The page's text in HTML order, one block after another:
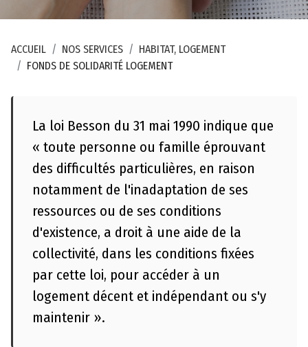
ACCUEIL NOS SERVICES
HABITAT, LOGEMENT
FONDS DE SOLIDARITÉ LOGEMENT
La loi Besson du 31 mai 1990 indique que
« toute personne ou famille éprouvant
des difficultés particulières, en raison
notamment de l'inadaptation de ses
ressources ou de ses conditions
d'existence, a droit à une aide de la
collectivité, dans les conditions fixées
par cette loi, pour accéder à un
logement décent et indépendant ou s'y
maintenir ».
M
n